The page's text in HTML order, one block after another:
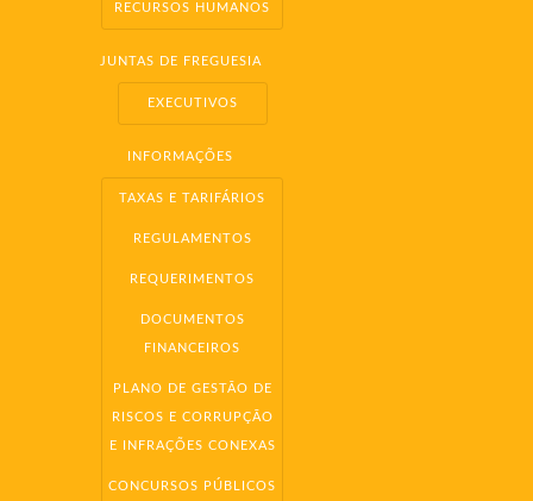
RECURSOS HUMANOS
JUNTAS DE FREGUESIA
EXECUTIVOS
INFORMAÇÕES
TAXAS E TARIFÁRIOS
REGULAMENTOS
REQUERIMENTOS
DOCUMENTOS
FINANCEIROS
PLANO DE GESTÃO DE
RISCOS E CORRUPÇÃO
E INFRAÇÕES CONEXAS
CONCURSOS PÚBLICOS